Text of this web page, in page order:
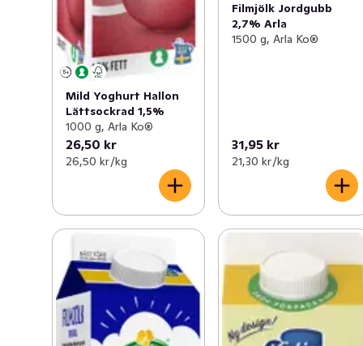
Mild Yoghurt Hallon
Lättsockrad 1,5%
1000 g, Arla Ko®
26,50 kr
26,50 kr /kg
Filmjölk Jordgubb
2,7% Arla
1500 g, Arla Ko®
31,95 kr
21,30 kr /kg